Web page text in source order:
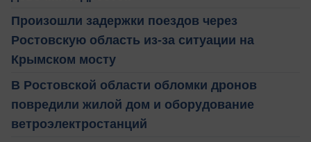
Произошли задержки поездов через
Ростовскую область из-за ситуации на
Крымском мосту
В Ростовской области обломки дронов
повредили жилой дом и оборудование
ветроэлектростанций